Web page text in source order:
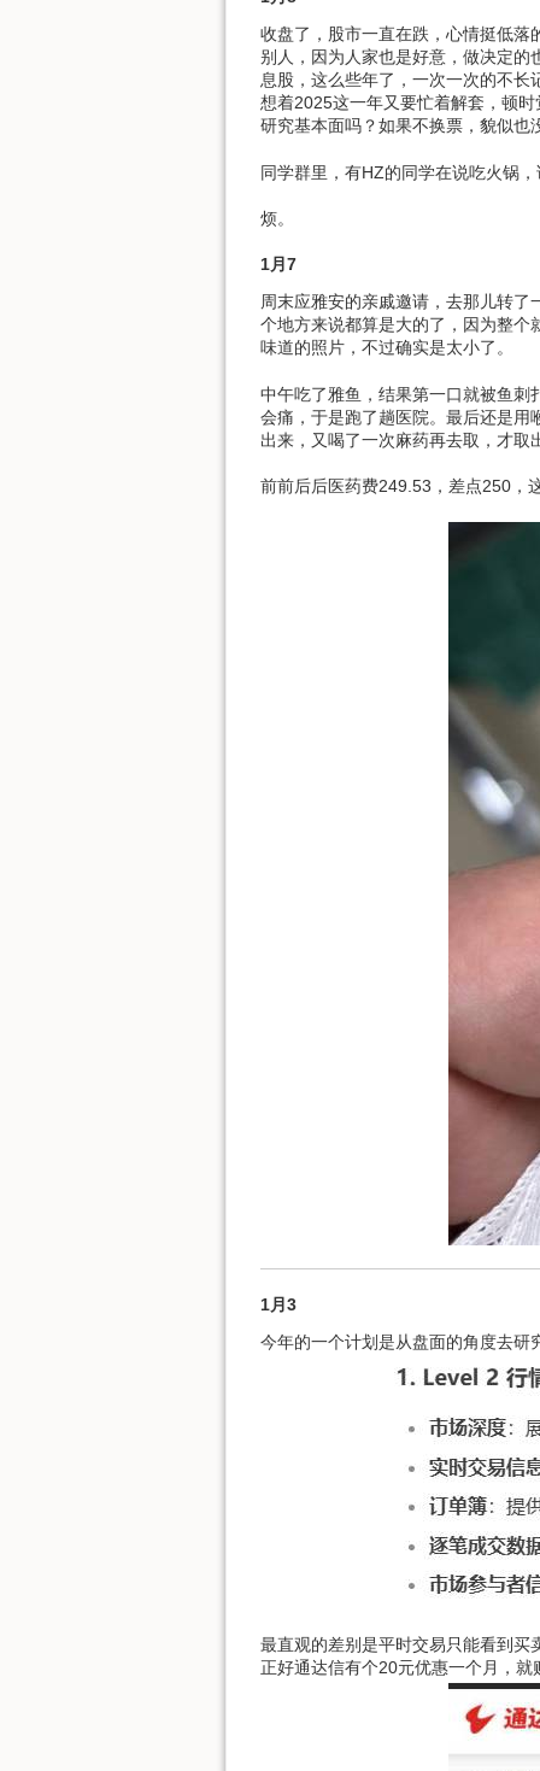
收盘了，股市一直在跌，心情挺低落
别人，因为人家也是好意，做决定的
息股，这么些年了，一次一次的不长
想着2025这一年又要忙着解套，顿
研究基本面吗？如果不换票，貌似也
同学群里，有HZ的同学在说吃火锅
烦。
1月7
周末应雅安的亲戚邀请，去那儿转
个地方来说都算是大的了，因为整个
味道的照片，不过确实是太小了。
中午吃了雅鱼，结果第一口就被鱼刺
会痛，于是跑了趟医院。最后还是用
出来，又喝了一次麻药再去取，才
前前后后医药费249.53，差点250，
1月3
今年的一个计划是从盘面的角度去研
最直观的差别是平时交易只能看到买
正好通达信有个20元优惠一个月，